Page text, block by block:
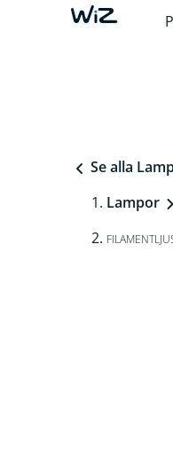
Se alla
Lampor